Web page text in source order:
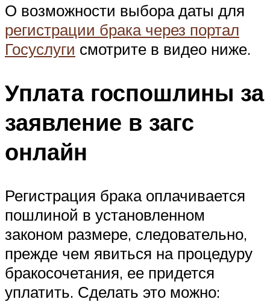
О возможности выбора даты для
регистрации брака через портал
Госуслуги смотрите в видео ниже.
Уплата госпошлины за
заявление в загс
онлайн
Регистрация брака оплачивается
пошлиной в установленном
законом размере, следовательно,
прежде чем явиться на процедуру
бракосочетания, ее придется
уплатить. Сделать это можно: